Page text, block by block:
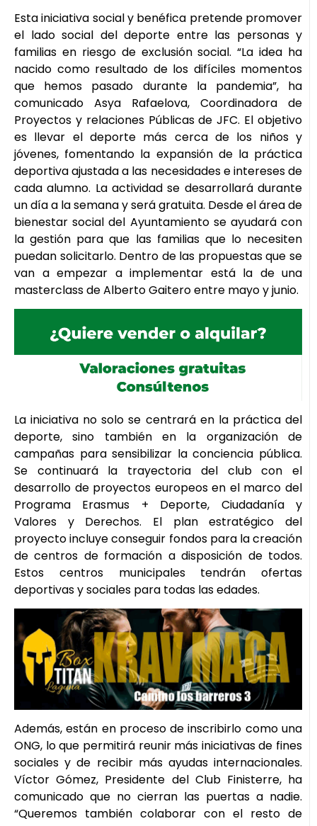
Esta iniciativa social y benéfica pretende promover
el lado social del deporte entre las personas y
familias en riesgo de exclusión social. “La idea ha
nacido como resultado de los difíciles momentos
que hemos pasado durante la pandemia”, ha
comunicado Asya Rafaelova, Coordinadora de
Proyectos y relaciones Públicas de JFC. El objetivo
es llevar el deporte más cerca de los niños y
jóvenes, fomentando la expansión de la práctica
deportiva ajustada a las necesidades e intereses de
cada alumno. La actividad se desarrollará durante
un día a la semana y será gratuita. Desde el área de
bienestar social del Ayuntamiento se ayudará con
la gestión para que las familias que lo necesiten
puedan solicitarlo. Dentro de las propuestas que se
van a empezar a implementar está la de una
masterclass de Alberto Gaitero entre mayo y junio.
La iniciativa no solo se centrará en la práctica del
deporte, sino también en la organización de
campañas para sensibilizar la conciencia pública.
Se continuará la trayectoria del club con el
desarrollo de proyectos europeos en el marco del
Programa Erasmus + Deporte, Ciudadanía y
Valores y Derechos. El plan estratégico del
proyecto incluye conseguir fondos para la creación
de centros de formación a disposición de todos.
Estos centros municipales tendrán ofertas
deportivas y sociales para todas las edades.
Además, están en proceso de inscribirlo como una
ONG, lo que permitirá reunir más iniciativas de fines
sociales y de recibir más ayudas internacionales.
Víctor Gómez, Presidente del Club Finisterre, ha
comunicado que no cierran las puertas a nadie.
“Queremos también colaborar con el resto de